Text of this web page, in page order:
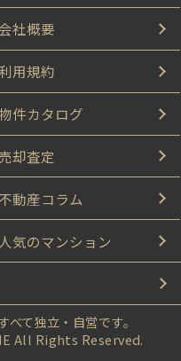
社概要
用規約
件カタログ
却査定
不動産コラム
人気のマンション
て独立・自営です。
All Rights Reserved.